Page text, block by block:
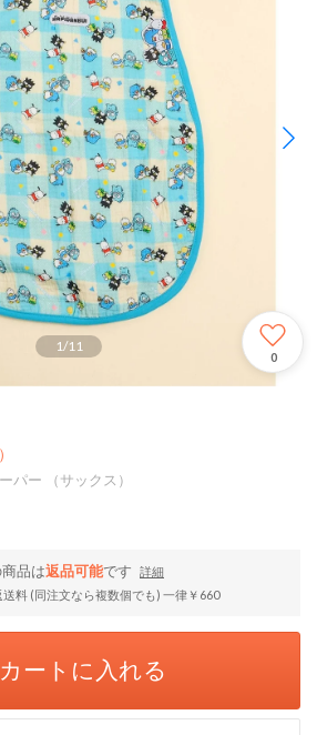
1/11
0
パー （サックス）
商品は返品可能です
詳細
料 (同注文なら複数個でも) 一律￥660
カートに入れる